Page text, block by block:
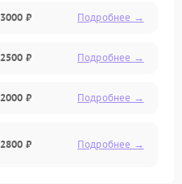
3000 ₽ Подробнее →
2500 ₽ Подробнее →
2000 ₽ Подробнее →
2800 ₽ Подробнее →